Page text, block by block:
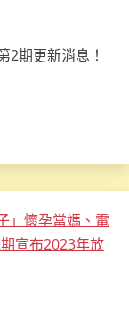
2期更新消息！